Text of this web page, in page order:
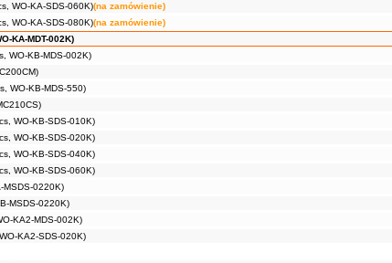
WO-KA-SDS-060K)(na zamówienie)
WO-KA-SDS-080K)(na zamówienie)
KA-MDT-002K)
WO-KB-MDS-002K)
WO-KB-MDS-550)
WO-KB-SDS-010K)
WO-KB-SDS-020K)
WO-KB-SDS-040K)
WO-KB-SDS-060K)
MSDS-0220K)
MSDS-0220K)
KA2-MDS-002K)
KA2-SDS-020K)